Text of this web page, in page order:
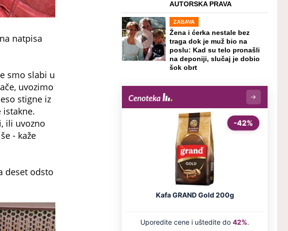
natpisa
smo slabi u
uvozimo
stigne iz
istakne.
ili uvozno
- kaže
deset odsto
AUTORSKA PRAVA
ZABAVA
Žena i ćerka nestale bez
traga dok je muž bio na
poslu: Kad su telo pronašli
na deponiji, slučaj je dobio
šok obrt